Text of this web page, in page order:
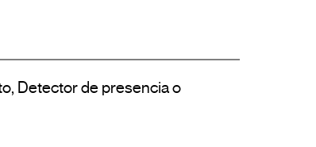
Detector de presencia o